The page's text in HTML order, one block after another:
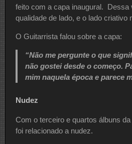
feito com a capa inaugural. Dessa
qualidade de lado, e o lado criativo
O Guitarrista falou sobre a capa:
“Não me pergunte o que
não gostei desde o começo.
mim naquela época e parece
Nudez
Com o terceiro e quartos álbuns
foi relacionado a nudez.